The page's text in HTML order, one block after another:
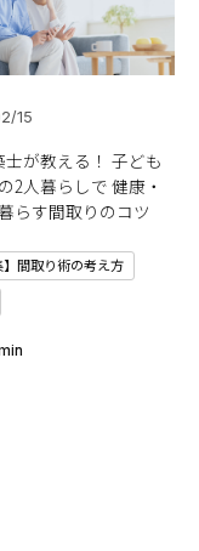
15
士が教える！ 子ども
2人暮らしで 健康・
らす間取りのコツ
】間取り術の考え方